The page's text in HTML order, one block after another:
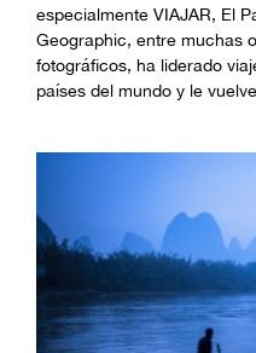
especialmente VIAJAR, El
Geographic, entre muchas
fotográficos, ha liderado
países del mundo y le